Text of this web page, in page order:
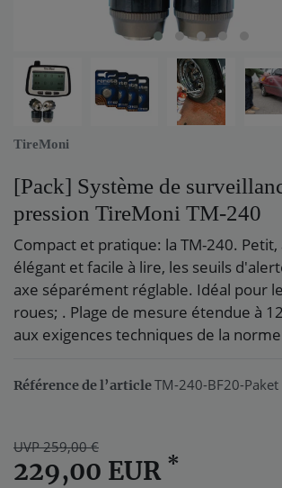
TireMoni
[Pack] Système de
pression TireMoni TM-240
Compact et pratique: la TM-240. Petit,
élégant et facile à lire, les seuils
axe séparément réglable. Idéal pour
roues; . Plage de mesure étendue à
aux exigences techniques de la norme
Référence de l’articleTM-240-BF20-Paket
UVP 259,00 €
229,00 EUR *